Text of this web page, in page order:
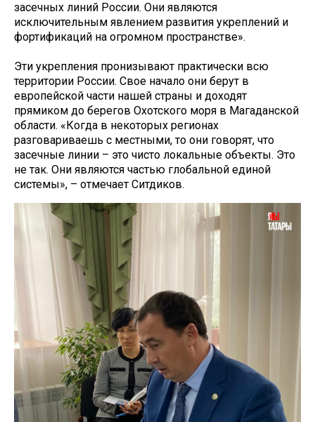
засечных линий России. Они являются
исключительным явлением развития укреплений и
фортификаций на огромном пространстве».
Эти укрепления пронизывают практически всю
территории России. Свое начало они берут в
европейской части нашей страны и доходят
прямиком до берегов Охотского моря в Магаданской
области. «Когда в некоторых регионах
разговариваешь с местными, то они говорят, что
засечные линии – это чисто локальные объекты. Это
не так. Они являются частью глобальной единой
системы», – отмечает Ситдиков.